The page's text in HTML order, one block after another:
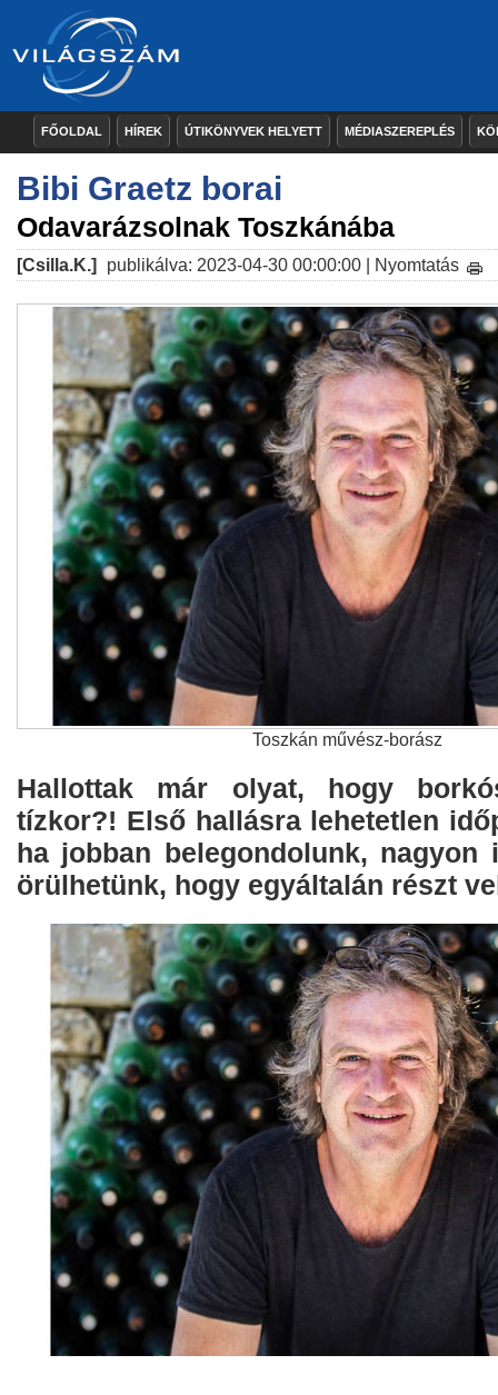
FŐOLDAL HÍREK ÚTIKÖNYVEK HELYETT MÉDIASZEREPLÉS
Bibi Graetz borai
Odavarázsolnak Toszkánába
[Csilla.K.] publikálva: 2023-04-30 00:00:00 | Nyomtatás
Toszkán művész-borász
Hallottak már olyat, hogy
tízkor?! Első hallásra lehetetlen
ha jobban belegondolunk, nagyon
örülhetünk, hogy egyáltalán részt